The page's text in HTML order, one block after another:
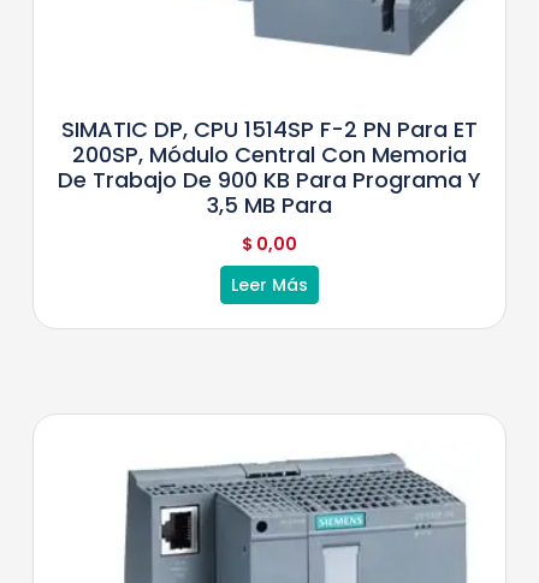
SIMATIC DP, CPU 1514SP F-2 PN Para ET
200SP, Módulo Central Con Memoria
De Trabajo De 900 KB Para Programa Y
3,5 MB Para
$ 0,00
Leer Más